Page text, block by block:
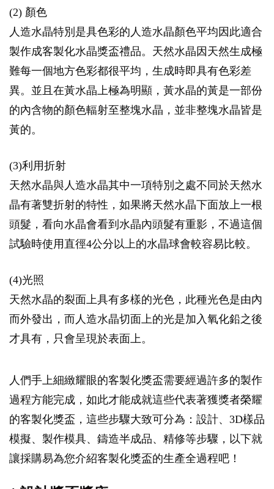
(2) 顏色
人造水晶特別是具色彩的人造水晶顏色平均因此適合
製作成客製化水晶獎盃禮品。天然水晶因天然生成極
難每一個地方色彩都很平均，生成時即具有色彩差
異。並且在黃水晶上極為明顯，黃水晶的黃是一部份
的內含物的顏色輻射至整塊水晶，並非整塊水晶皆是
黃的。
(3)利用折射
天然水晶與人造水晶其中一項特別之處不同於天然水
晶有著雙折射的特性，如果將天然水晶下面放上一根
頭髮，看向水晶會看到水晶內頭髮有重影，不過這個
試驗時使用直徑4公分以上的水晶球會較容易比較。
(4)光照
天然水晶的裂面上具有多樣的光色，此種光色是由內
而外發出，而人造水晶切面上的光是加入氧化鉛之後
才具有，只會呈現於表面上。
人們手上細緻耀眼的客製化獎盃需要經過許多的製作
過程方能完成，如此才能成就這些代表著獲獎者榮耀
的客製化獎盃，這些步驟大致可分為：設計、3D樣品
模擬、製作模具、鑄造半成品、精修等步驟，以下就
讓採購易為您介紹客製化獎盃的生產全過程吧！